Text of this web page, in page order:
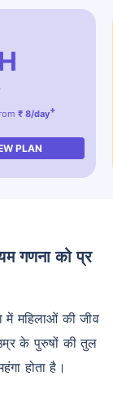
₹ 8/day+
PLAN
में महिलाओं की जीव
के पुरुषों की तुल
होता है।